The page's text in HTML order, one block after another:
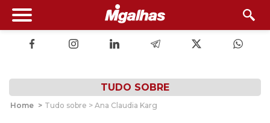
TUDO SOBRE
Home > Tudo sobre > Ana Claudia Karg